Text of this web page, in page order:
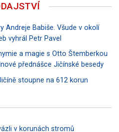
Andreje Babiše. Všude v okolí
vyhrál Petr Pavel
a magie s Otto Štemberkou
přednášce Jičínské besedy
stoupne na 612 korun
v korunách stromů